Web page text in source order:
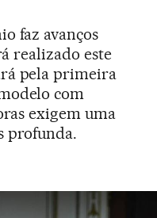
faz avanços
realizado este
pela primeira
com
exigem uma
profunda.